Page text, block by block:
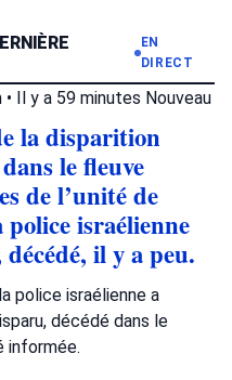
EN
DIRECT
• Il y a 59 minutes Nouveau
la disparition
le fleuve
de l’unité de
israélienne
il y a peu.
police israélienne a
décédé dans le
informée.